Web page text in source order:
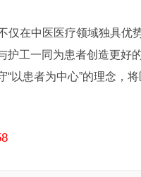
在中医医疗领域独具优
护工一同为患者创造更好
以患者为中心”的理念，